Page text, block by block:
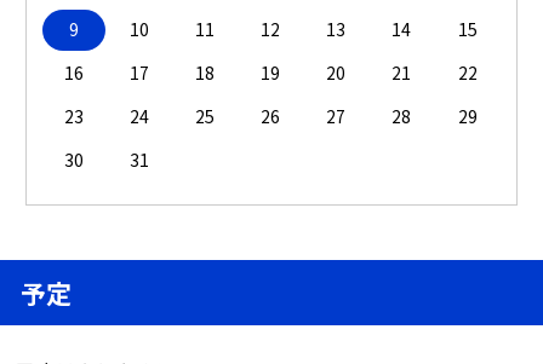
9
10 11 12 13 14
15
16
17 18 19 20 21
22
23
24 25 26 27 28
29
30
31
予定